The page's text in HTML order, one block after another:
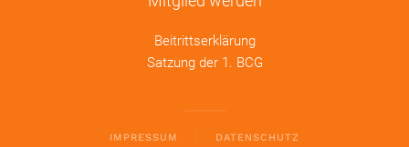
Beitrittserklärung
Satzung der 1. BCG
IMPRESSUM DATENSCHUTZ